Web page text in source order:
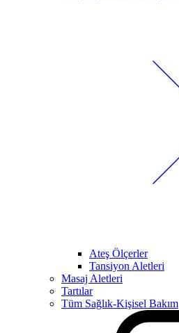
Ateş Ölçerler
Tansiyon Aletleri
Masaj Aletleri
Tartılar
Tüm Sağlık-Kişisel Bakım